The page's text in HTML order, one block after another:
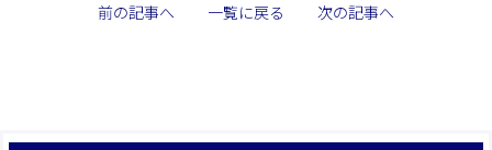
前の記事へ 一覧に戻る 次の記事へ